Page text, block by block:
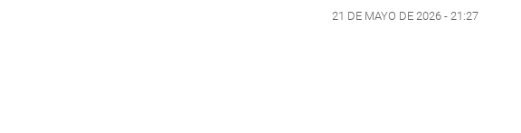
21 DE MAYO DE 2026 - 21:27